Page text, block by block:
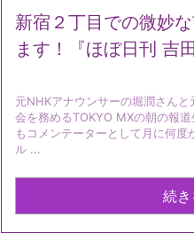
新宿２丁目での微妙
ます！『ほぼ日刊 吉
元NHKアナウンサーの堀潤さん
会を務めるTOKYO MXの朝の報
もコメンテーターとして月に何
ル ...
続